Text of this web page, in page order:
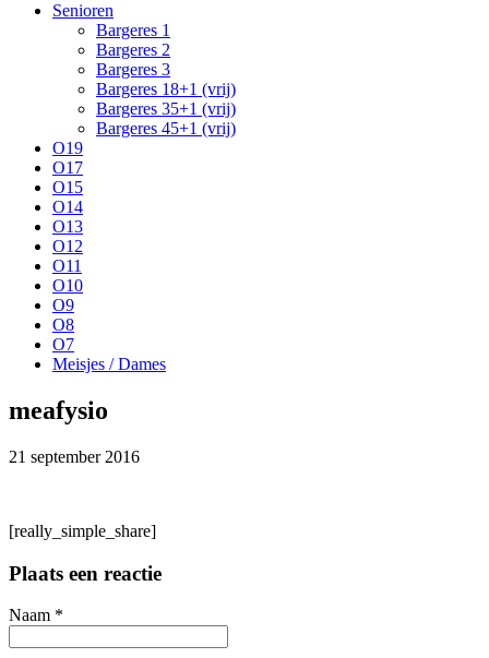
Senioren
Bargeres 1
Bargeres 2
Bargeres 3
Bargeres 18+1 (vrij)
Bargeres 35+1 (vrij)
Bargeres 45+1 (vrij)
O19
O17
O15
O14
O13
O12
O11
O10
O9
O8
O7
Meisjes / Dames
meafysio
21 september 2016
[really_simple_share]
Plaats een reactie
Naam *